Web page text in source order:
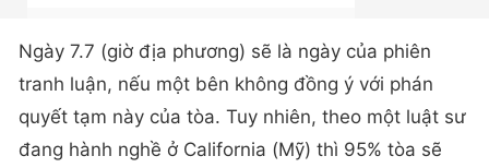
Ngày 7.7 (giờ địa phương) sẽ là ngày của phiên
tranh luận, nếu một bên không đồng ý với phán
quyết tạm này của tòa. Tuy nhiên, theo một luật sư
đang hành nghề ở California (Mỹ) thì 95% tòa sẽ